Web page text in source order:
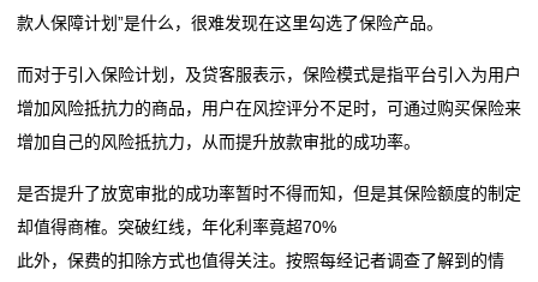
款人保障计划”是什么，很难发现在这里勾选了保险产品。
而对于引入保险计划，及贷客服表示，保险模式是指平台引入为用户
增加风险抵抗力的商品，用户在风控评分不足时，可通过购买保险来
增加自己的风险抵抗力，从而提升放款审批的成功率。
是否提升了放宽审批的成功率暂时不得而知，但是其保险额度的制定
却值得商榷。突破红线，年化利率竟超70%
此外，保费的扣除方式也值得关注。按照每经记者调查了解到的情